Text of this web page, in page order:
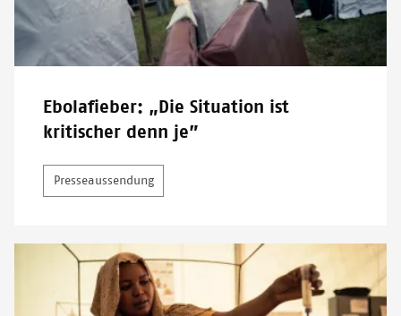
Ebolafieber: „Die Situation ist
kritischer denn je”
Presseaussendung